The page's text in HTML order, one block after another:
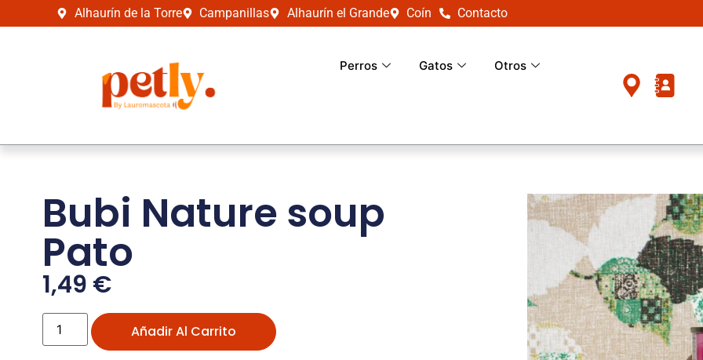
Alhaurín de la Torre Campanillas Alhaurín el Grande Coín Contacto
Perros Gatos Otros
Bubi Nature soup
Pato
1,49 €
Añadir Al Carrito